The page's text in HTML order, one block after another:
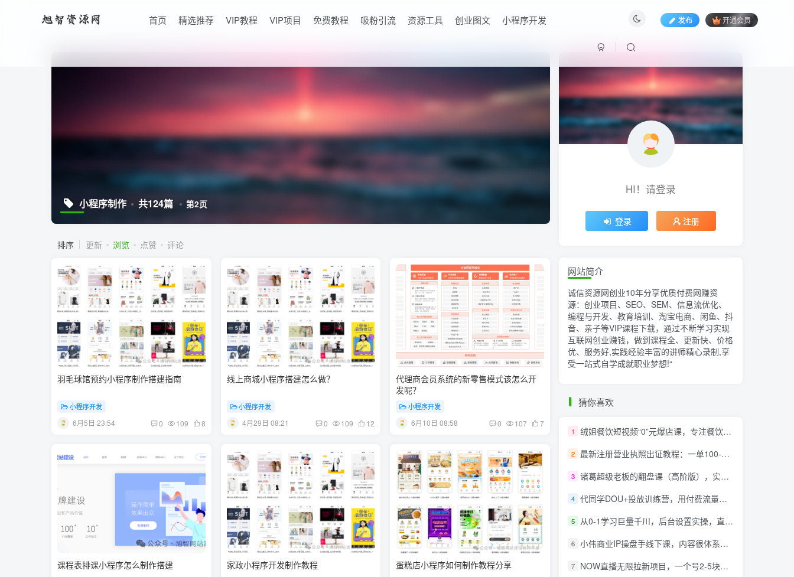
首页 精选推荐 VIP教程 VIP项目 免费教程 吸粉引流 资源工具 创业图文 小程序开发 发布 开通会员
小程序制作 共124篇 第2页
排序 更新 浏览 点赞 评论
羽毛球馆预约小程序制作搭建指南
小程序开发
6月5日 23:54 0 109 8
线上商城小程序搭建怎么做？
小程序开发
4月29日 08:21 0 109 12
代理商会员系统的新零售模式该怎么开
发呢？
小程序开发
6月10日 08:58 0 107 7
课程表排课小程序怎么制作搭建 家政小程序开发制作教程 蛋糕店小程序如何制作教程分享
HI！请登录
登录 注册
HI！请登录
登录 注册
网站简介
诚信资源网创业10年分享优质付费网赚资
源：创业项目、SEO、SEM、信息流优化、
编程与开发、教育培训、淘宝电商、闲鱼、抖
音、亲子等VIP课程下载，通过不断学习实现
互联网创业赚钱，做到课程全、更新快、价格
优、服务好,实践经验丰富的讲师精心录制,享
受一站式自学成就职业梦想!“
猜你喜欢
1 绒姐餐饮短视频“0”元爆店课，专注餐饮线上线下运营干货
2 最新注册营业执照出证教程：一单100-500，日赚300+无任何问题（全国通用）
3 诸葛超级老板的翻盘课（高阶版），实体老板的起号课，诸葛一到流量必爆
4 代同学DOU+投放训练营，用付费流量撬动大额自然流量，过得超额变现转化
5 从0-1学习巨量千川，后台设置实操，直播带货篇，新手小白入门千川必听课
6 小伟商业IP操盘手线下课，​内容很体系值得一学 原价16800
7 NOW直播无限拉新项目，一个号2-5块钱，单号每天稳定50+